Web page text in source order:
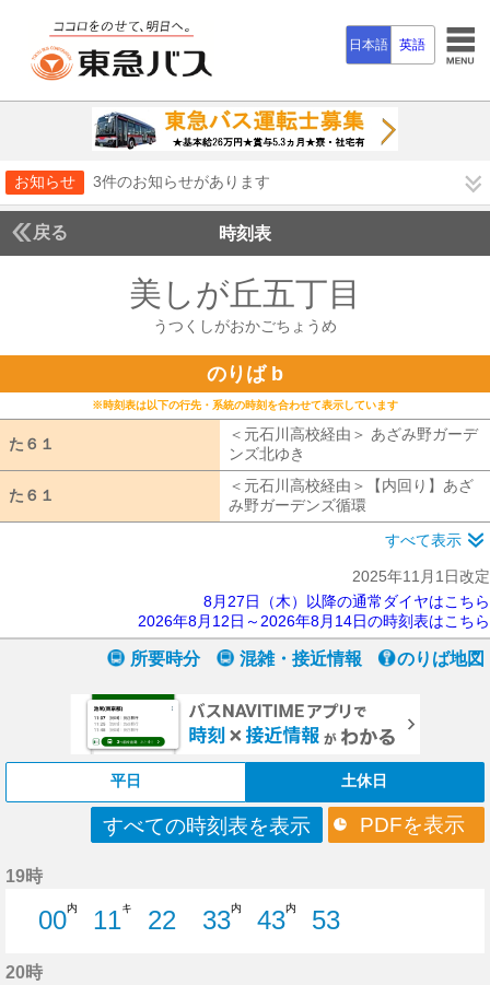
日本語 英語
お知らせ 3件のお知らせがあります
戻る 時刻表
美しが丘五丁目
うつくしがおかごちょうめ
のりば b
※時刻表は以下の行先・系統の時刻を合わせて表示しています
た６１
＜元石川高校経由＞ あざみ野ガーデ
ンズ北ゆき
た６１
＜元石川高校経由＞【内回り】あざ
み野ガーデンズ循環
すべて表示
2025年11月1日改定
8月27日（木）以降の通常ダイヤはこちら
2026年8月12日～2026年8月14日の時刻表はこちら
所要時分 混雑・接近情報 のりば地図
平日 土休日
すべての時刻表を表示 PDFを表示
19時
00内
11キ
22
33内
43内
53
20時